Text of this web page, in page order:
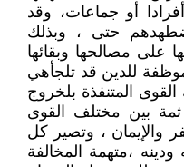
أفرادا أو جماعات، وقد
حتى ، وبذلك
على مصالحها وبقائها
للدين قد تلجأهي
المتنفذة بلخروج
بين مختلف القوى
والإيمان ، وتصير كل
،متهمة المخالفة